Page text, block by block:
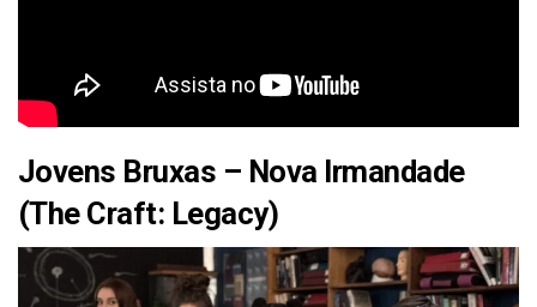
Jovens Bruxas – Nova Irmandade
(The Craft: Legacy)